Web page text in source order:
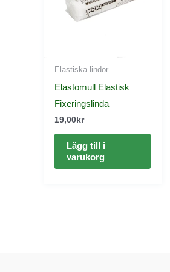
Elastiska lindor
Elastomull Elastisk
Fixeringslinda
19,00kr
Lägg till i
varukorg